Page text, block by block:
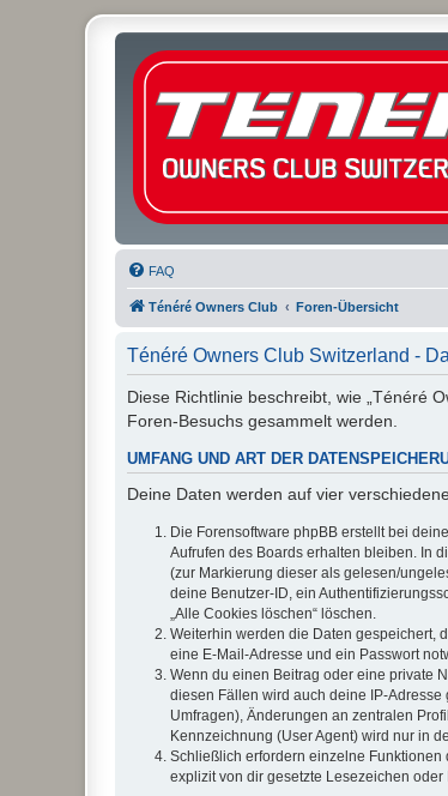
FAQ
Ténéré Owners Club Foren-Übersicht
Ténéré Owners Club Switzerland -
Diese Richtlinie beschreibt, wie „Ténéré
Foren-Besuchs gesammelt werden.
UMFANG UND ART DER
Deine Daten werden auf vier
Die Forensoftware phpBB erstellt bei
Aufrufen des Boards erhalten bleiben. In
(zur Markierung dieser als gelesen/
deine Benutzer-ID, ein
„Alle Cookies löschen“ löschen.
Weiterhin werden die Daten gespeichert,
eine E-Mail-Adresse und ein Passwort
Wenn du einen Beitrag oder eine private
diesen Fällen wird auch deine IP-
Umfragen), Änderungen an zentralen
Kennzeichnung (User Agent) wird nur in
Schließlich erfordern einzelne
explizit von dir gesetzte Lesezeichen